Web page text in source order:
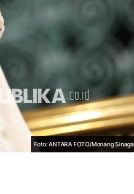
Foto: ANTARA FOTO/Monang Sinaga